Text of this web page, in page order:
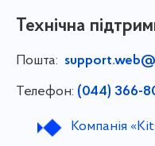
Технічна
Пошта:
Телефон: (044) 366-
Компанія